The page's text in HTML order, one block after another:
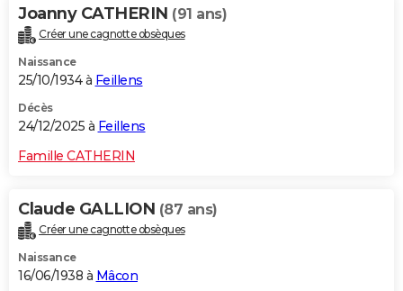
Joanny CATHERIN (91 ans)
Créer une cagnotte obsèques
Naissance
25/10/1934 à Feillens
Décès
24/12/2025 à Feillens
Famille CATHERIN
Claude GALLION (87 ans)
Créer une cagnotte obsèques
Naissance
16/06/1938 à Mâcon